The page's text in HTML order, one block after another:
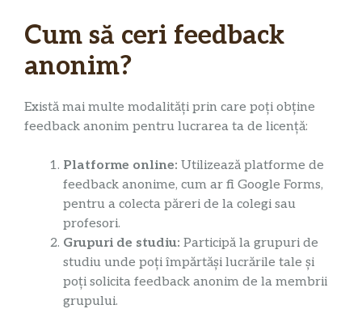
Cum să ceri feedback
anonim?
Există mai multe modalități prin care poți obține
feedback anonim pentru lucrarea ta de licență:
Platforme online: Utilizează platforme de
feedback anonime, cum ar fi Google Forms,
pentru a colecta păreri de la colegi sau
profesori.
Grupuri de studiu: Participă la grupuri de
studiu unde poți împărtăși lucrările tale și
poți solicita feedback anonim de la membrii
grupului.